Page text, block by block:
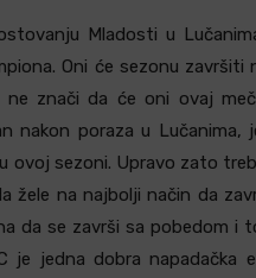
Mladosti u
Oni će sezonu završiti
znači da će oni ovaj
nakon poraza u
ovoj sezoni. Upravo zato
žele na najbolji način da
da se završi sa pobedom i
je jedna dobra napadačka